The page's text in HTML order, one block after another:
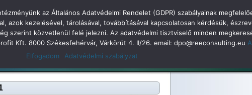
Gimnázium 2
az Általános Adatvédelmi Rendelet (GDPR) szabályainak
azok kezelésével, tárolásával, továbbításával kapcsolatosan kérdésük,
szerint közvetlenül felé jelezni. Az adatvédelmi tisztviselő minden
Kft. 8000 Székesfehérvár, Várkörút 4. II/26. email: dpo@reeconsulting.eu
Elfogadom
Adatvédelmi szabályzat